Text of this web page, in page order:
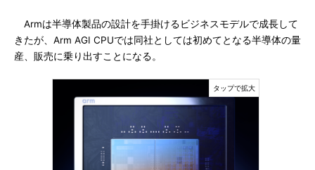
Armは半導体製品の設計を手掛けるビジネスモデルで成長して
きたが、Arm AGI CPUでは同社としては初めてとなる半導体の量
産、販売に乗り出すことになる。